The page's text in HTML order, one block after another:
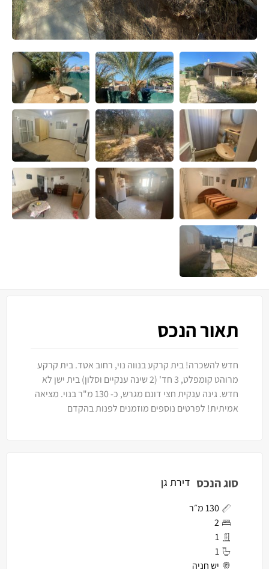
תאור הנכס
חדש להשכרה! בית קרקע בנווה נוי, רחוב אטד. בית קרקע
מרוהט קומפלט, 3 חד' (2 שינה ענקיים וסלון) בית ישן לא
חדש. גינה ענקית חצי דונם מגרש, כ- 130 מ"ר בנוי. מציאה
אמיתית! לפרטים נוספים מוזמנים לפנות בהקדם
סוג הנכס דירת גן
130 מ״ר
2
1
1
יש חניה